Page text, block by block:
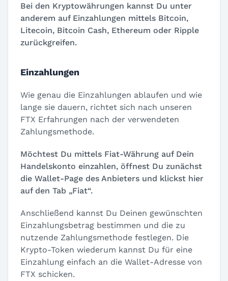
Bei den Kryptowährungen kannst Du unter
anderem auf Einzahlungen mittels Bitcoin,
Litecoin, Bitcoin Cash, Ethereum oder Ripple
zurückgreifen.
Einzahlungen
Wie genau die Einzahlungen ablaufen und wie
lange sie dauern, richtet sich nach unseren
FTX Erfahrungen nach der verwendeten
Zahlungsmethode.
Möchtest Du mittels Fiat-Währung auf Dein
Handelskonto einzahlen, öffnest Du zunächst
die Wallet-Page des Anbieters und klickst hier
auf den Tab „Fiat“.
Anschließend kannst Du Deinen gewünschten
Einzahlungsbetrag bestimmen und die zu
nutzende Zahlungsmethode festlegen. Die
Krypto-Token wiederum kannst Du für eine
Einzahlung einfach an die Wallet-Adresse von
FTX schicken.